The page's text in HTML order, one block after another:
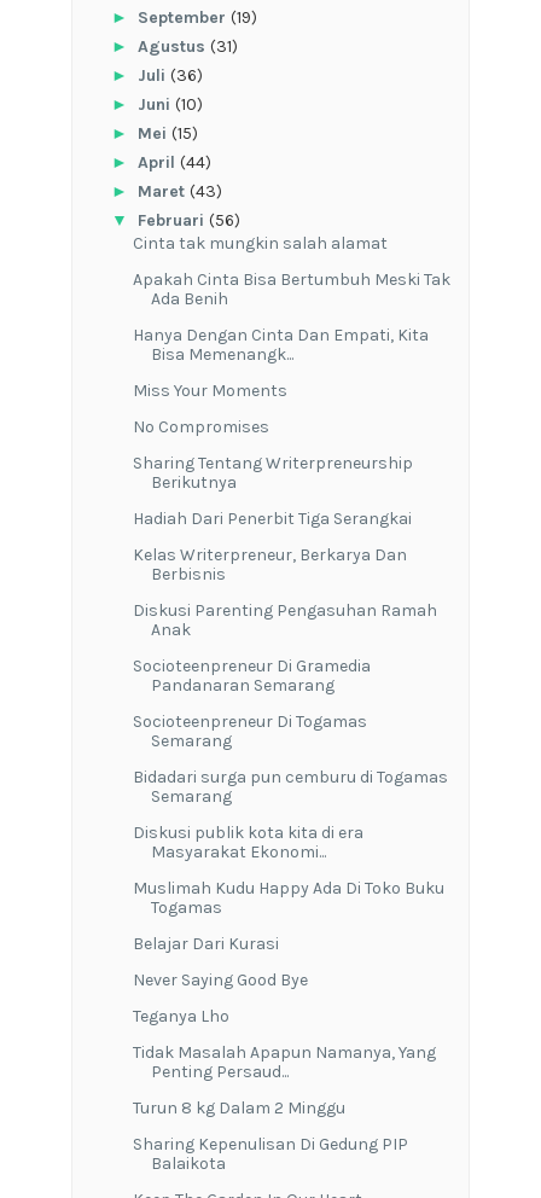
► September (19)
► Agustus (31)
► Juli (36)
► Juni (10)
► Mei (15)
► April (44)
► Maret (43)
▼ Februari (56)
Cinta tak mungkin salah alamat
Apakah Cinta Bisa Bertumbuh Meski Tak
Ada Benih
Hanya Dengan Cinta Dan Empati, Kita
Bisa Memenangk...
Miss Your Moments
No Compromises
Sharing Tentang Writerpreneurship
Berikutnya
Hadiah Dari Penerbit Tiga Serangkai
Kelas Writerpreneur, Berkarya Dan
Berbisnis
Diskusi Parenting Pengasuhan Ramah
Anak
Socioteenpreneur Di Gramedia
Pandanaran Semarang
Socioteenpreneur Di Togamas
Semarang
Bidadari surga pun cemburu di Togamas
Semarang
Diskusi publik kota kita di era
Masyarakat Ekonomi...
Muslimah Kudu Happy Ada Di Toko Buku
Togamas
Belajar Dari Kurasi
Never Saying Good Bye
Teganya Lho
Tidak Masalah Apapun Namanya, Yang
Penting Persaud...
Turun 8 kg Dalam 2 Minggu
Sharing Kepenulisan Di Gedung PIP
Balaikota